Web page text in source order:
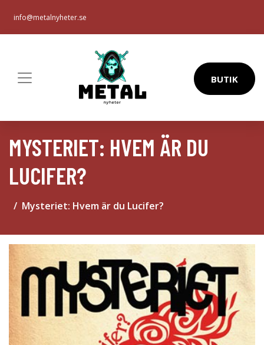
info@metalnyheter.se
BUTIK
MYSTERIET: HVEM ÄR DU
LUCIFER?
Mysteriet: Hvem är du Lucifer?